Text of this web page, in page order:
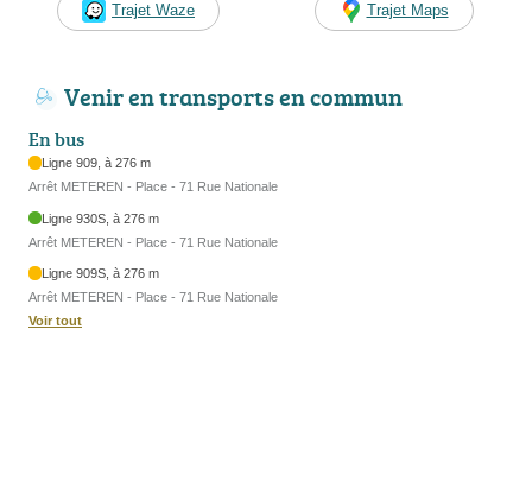
Trajet Waze Trajet Maps
Venir en transports en commun
En bus
Ligne 909, à 276 m
Arrêt METEREN - Place - 71 Rue Nationale
Ligne 930S, à 276 m
Arrêt METEREN - Place - 71 Rue Nationale
Ligne 909S, à 276 m
Arrêt METEREN - Place - 71 Rue Nationale
Voir tout